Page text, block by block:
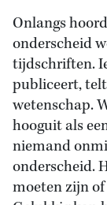
Onlangs
onderscheid
tijdschriften.
publiceert,
wetenschap.
hooguit als
niemand
onderscheid.
moeten zijn of